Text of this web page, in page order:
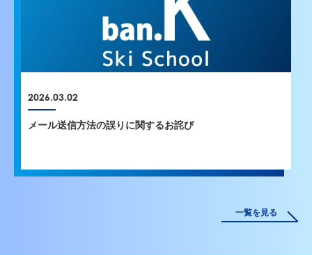
2026.03.02
メール送信方法の誤りに関するお詫び
一覧を見る